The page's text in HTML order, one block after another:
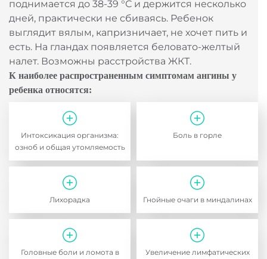
поднимается до 38-39 °С и держится несколько
дней, практически не сбиваясь. Ребенок
выглядит вялым, капризничает, не хочет пить и
есть. На гландах появляется беловато-желтый
налет. Возможны расстройства ЖКТ.
К наиболее распространенным симптомам ангины у
ребенка относятся:
Интоксикация организма:
озноб и общая утомляемость
Боль в горле
Лихорадка Гнойные очаги в миндалинах
Головные боли и ломота в
Увеличение лимфатических